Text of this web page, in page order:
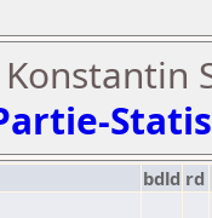
bdld rd